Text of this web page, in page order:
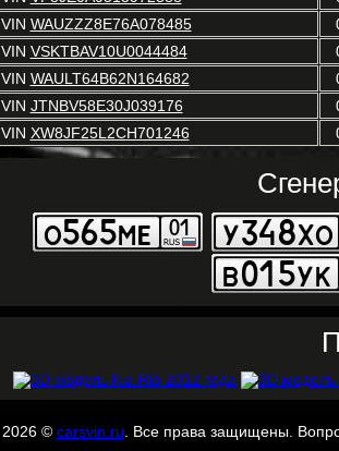
VIN WAUZZZ8E76A078485
VIN VSKTBAV10U0044484
VIN WAULT64B62N164682
VIN JTNBV58E30J039176
VIN XW8JF25L2CH701246
2026 © carsvin.ru. Все права защищены.